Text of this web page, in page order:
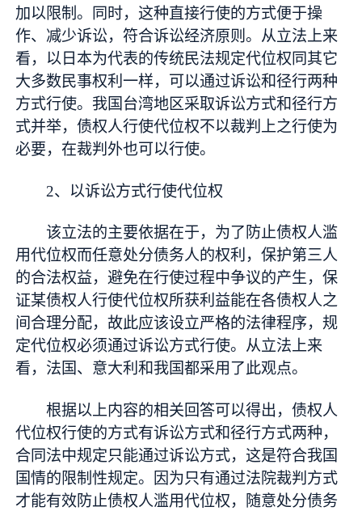
加以限制。同时，这种直接行使的方式便于操
作、减少诉讼，符合诉讼经济原则。从立法上来
看，以日本为代表的传统民法规定代位权同其它
大多数民事权利一样，可以通过诉讼和径行两种
方式行使。我国台湾地区采取诉讼方式和径行方
式并举，债权人行使代位权不以裁判上之行使为
必要，在裁判外也可以行使。
2、以诉讼方式行使代位权
该立法的主要依据在于，为了防止债权人滥
用代位权而任意处分债务人的权利，保护第三人
的合法权益，避免在行使过程中争议的产生，保
证某债权人行使代位权所获利益能在各债权人之
间合理分配，故此应该设立严格的法律程序，规
定代位权必须通过诉讼方式行使。从立法上来
看，法国、意大利和我国都采用了此观点。
根据以上内容的相关回答可以得出，债权人
代位权行使的方式有诉讼方式和径行方式两种，
合同法中规定只能通过诉讼方式，这是符合我国
国情的限制性规定。因为只有通过法院裁判方式
才能有效防止债权人滥用代位权，随意处分债务